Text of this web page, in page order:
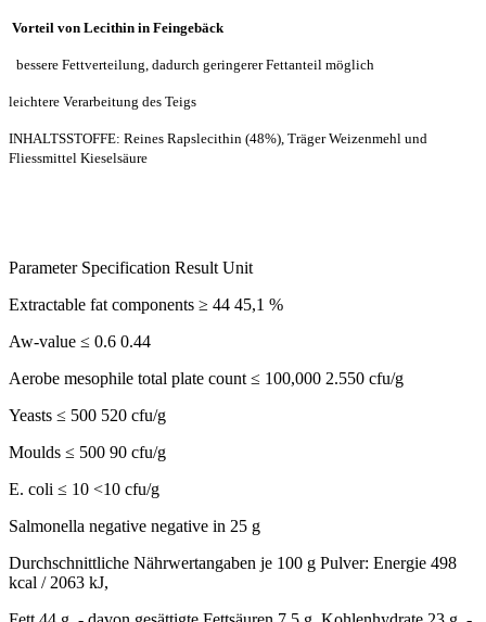
Vorteil von Lecithin in Feingebäck
bessere Fettverteilung, dadurch geringerer Fettanteil möglich
leichtere Verarbeitung des Teigs
INHALTSSTOFFE: Reines Rapslecithin (48%), Träger Weizenmehl und
Fliessmittel Kieselsäure
Parameter Specification Result Unit
Extractable fat components ≥ 44 45,1 %
Aw-value ≤ 0.6 0.44
Aerobe mesophile total plate count ≤ 100,000 2.550 cfu/g
Yeasts ≤ 500 520 cfu/g
Moulds ≤ 500 90 cfu/g
E. coli ≤ 10 <10 cfu/g
Salmonella negative negative in 25 g
Durchschnittliche Nährwertangaben je 100 g Pulver: Energie 498
kcal / 2063 kJ,